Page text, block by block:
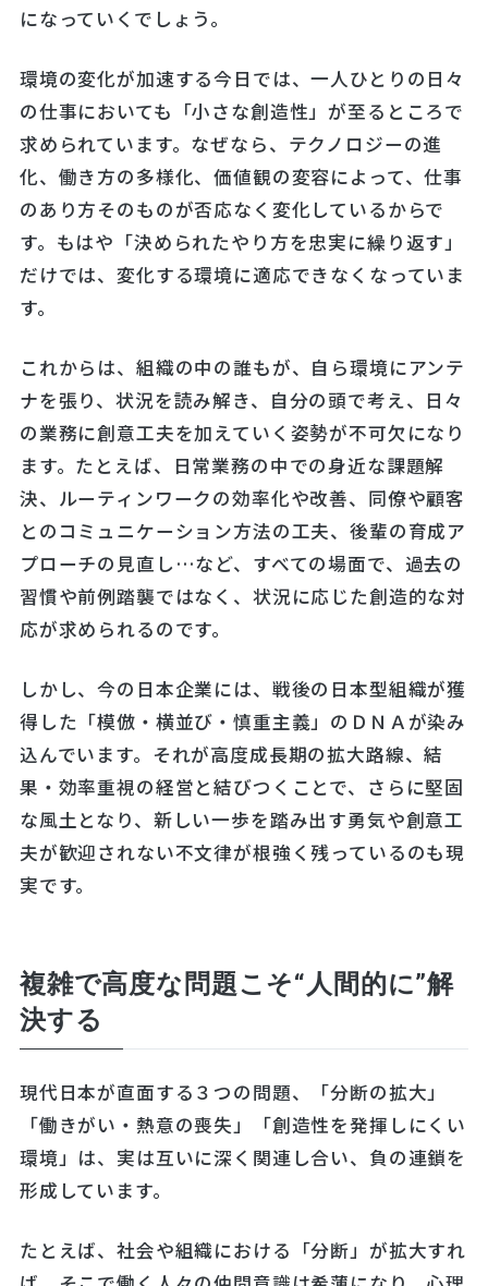
になっていくでしょう。
環境の変化が加速する今日では、一人ひとりの日々
の仕事においても「小さな創造性」が至るところで
求められています。なぜなら、テクノロジーの進
化、働き方の多様化、価値観の変容によって、仕事
のあり方そのものが否応なく変化しているからで
す。もはや「決められたやり方を忠実に繰り返す」
だけでは、変化する環境に適応できなくなっていま
す。
これからは、組織の中の誰もが、自ら環境にアンテ
ナを張り、状況を読み解き、自分の頭で考え、日々
の業務に創意工夫を加えていく姿勢が不可欠になり
ます。たとえば、日常業務の中での身近な課題解
決、ルーティンワークの効率化や改善、同僚や顧客
とのコミュニケーション方法の工夫、後輩の育成ア
プローチの見直し…など、すべての場面で、過去の
習慣や前例踏襲ではなく、状況に応じた創造的な対
応が求められるのです。
しかし、今の日本企業には、戦後の日本型組織が獲
得した「模倣・横並び・慎重主義」のＤＮＡが染み
込んでいます。それが高度成長期の拡大路線、結
果・効率重視の経営と結びつくことで、さらに堅固
な風土となり、新しい一歩を踏み出す勇気や創意工
夫が歓迎されない不文律が根強く残っているのも現
実です。
複雑で高度な問題こそ“人間的に”解
決する
現代日本が直面する３つの問題、「分断の拡大」
「働きがい・熱意の喪失」「創造性を発揮しにくい
環境」は、実は互いに深く関連し合い、負の連鎖を
形成しています。
たとえば、社会や組織における「分断」が拡大すれ